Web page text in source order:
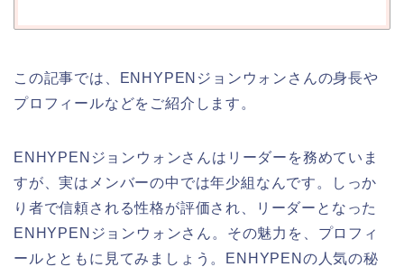
この記事では、ENHYPENジョンウォンさんの身長や
プロフィールなどをご紹介します。
ENHYPENジョンウォンさんはリーダーを務めていま
すが、実はメンバーの中では年少組なんです。しっか
り者で信頼される性格が評価され、リーダーとなった
ENHYPENジョンウォンさん。その魅力を、プロフィ
ールとともに見てみましょう。ENHYPENの人気の秘